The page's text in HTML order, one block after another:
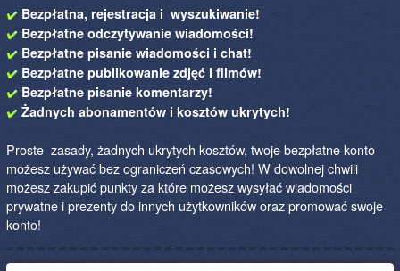
Bezpłatna, rejestracja i wyszukiwanie!
Bezpłatne odczytywanie wiadomości!
Bezpłatne pisanie wiadomości i chat!
Bezpłatne publikowanie zdjęć i filmów!
Bezpłatne pisanie komentarzy!
Żadnych abonamentów i kosztów ukrytych!
Proste zasady, żadnych ukrytych kosztów, twoje bezpłatne konto
możesz używać bez ograniczeń czasowych! W dowolnej chwili
możesz zakupić punkty za które możesz wysyłać wiadomości
prywatne i prezenty do innych użytkowników oraz promować swoje
konto!